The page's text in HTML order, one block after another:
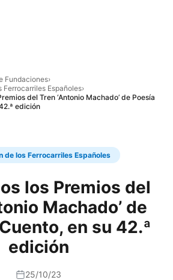
Fundaciones›
Ferrocarriles Españoles›
del Tren ‘Antonio Machado’ de Poesía
edición
de los Ferrocarriles Españoles
los Premios del
Machado’ de
en su 42.ª
edición
25/10/23